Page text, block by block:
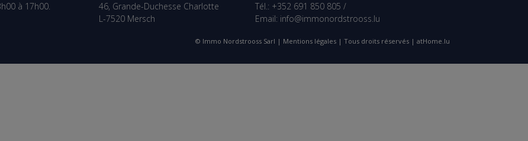
à 17h00.
46, Grande-Duchesse Charlotte
L-7520 Mersch
Tél.: +352 691 850 805 /
Email: info@immonordstrooss.lu
© Immo Nordstrooss Sarl | Mentions légales | Tous droits réservés | atHome.lu